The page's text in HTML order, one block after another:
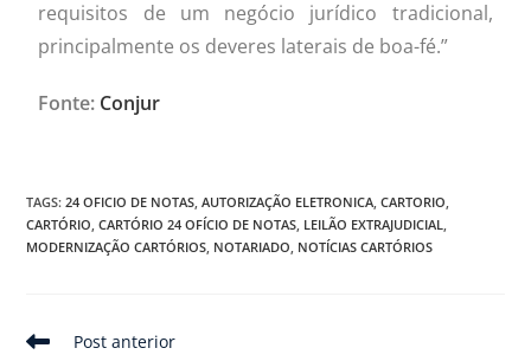
requisitos de um negócio jurídico tradicional,
principalmente os deveres laterais de boa-fé.”
Fonte: Conjur
TAGS:24 OFICIO DE NOTAS AUTORIZAÇÃO ELETRONICA CARTORIO
CARTÓRIO CARTÓRIO 24 OFÍCIO DE NOTAS LEILÃO EXTRAJUDICIAL
MODERNIZAÇÃO CARTÓRIOS NOTARIADO NOTÍCIAS CARTÓRIOS
Post anterior